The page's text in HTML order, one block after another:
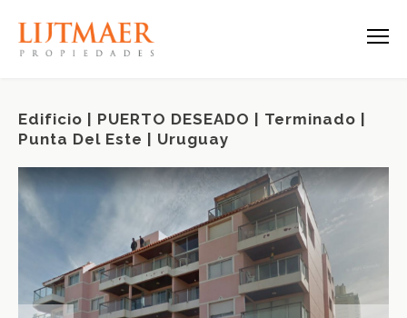
Edificio | PUERTO DESEADO | Terminado |
Punta Del Este | Uruguay